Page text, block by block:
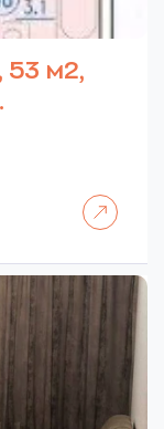
53 м2,